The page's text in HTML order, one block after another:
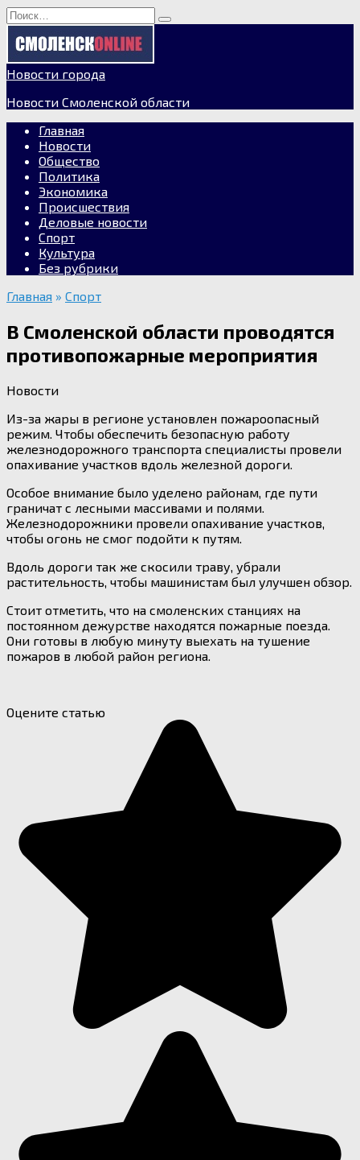
Перейти
к
содержанию
Search
for:
Новости города
Новости Смоленской области
Главная
Новости
Общество
Политика
Экономика
Происшествия
Деловые новости
Спорт
Культура
Без рубрики
Главная » Спорт
В Смоленской области проводятся
противопожарные мероприятия
Новости
Из-за жары в регионе установлен пожароопасный
режим. Чтобы обеспечить безопасную работу
железнодорожного транспорта специалисты провели
опахивание участков вдоль железной дороги.
Особое внимание было уделено районам, где пути
граничат с лесными массивами и полями.
Железнодорожники провели опахивание участков,
чтобы огонь не смог подойти к путям.
Вдоль дороги так же скосили траву, убрали
растительность, чтобы машинистам был улучшен обзор.
Стоит отметить, что на смоленских станциях на
постоянном дежурстве находятся пожарные поезда.
Они готовы в любую минуту выехать на тушение
пожаров в любой район региона.
Оцените статью